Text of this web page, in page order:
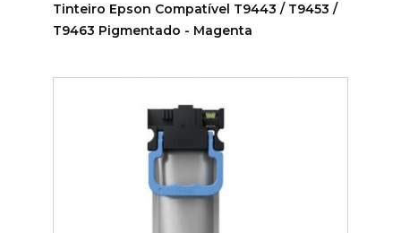
Tinteiro Epson Compatível T9443 / T9453 /
T9463 Pigmentado - Magenta